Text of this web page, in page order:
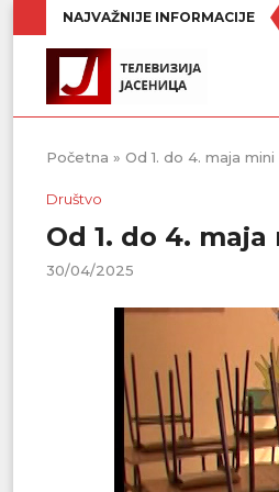
NAJVAŽNIJE INFORMACIJE
Početna » Od 1. do 4. maja
Društvo
Od 1. do 4.
30/04/2025